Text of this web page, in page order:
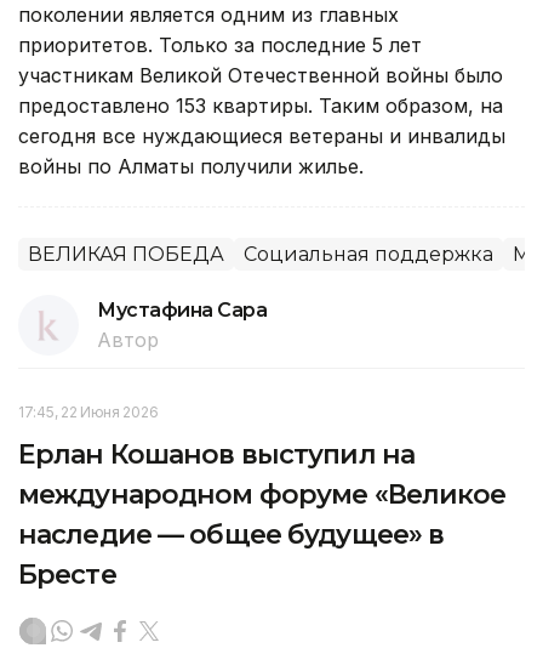
поколении является одним из главных
приоритетов. Только за последние 5 лет
участникам Великой Отечественной войны было
предоставлено 153 квартиры. Таким образом, на
сегодня все нуждающиеся ветераны и инвалиды
войны по Алматы получили жилье.
ВЕЛИКАЯ ПОБЕДА Социальная поддержка
Мустафина Сара
Автор
17:45, 22 Июня 2026
Ерлан Кошанов выступил на
международном форуме «Великое
наследие — общее будущее» в
Бресте